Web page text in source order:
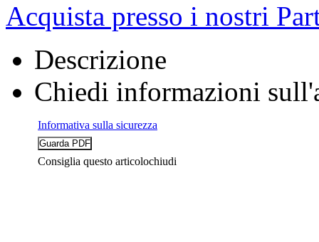
Acquista presso i nostri
Descrizione
Chiedi informazioni
Informativa sulla sicurezza
Consiglia questo articolochiudi